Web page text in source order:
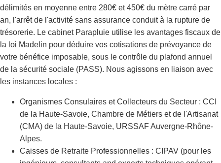
délimités en moyenne entre 280€ et 450€ du mètre carré par
an, l'arrêt de l'activité sans assurance conduit à la rupture de
trésorerie. Le cabinet Parapluie utilise les avantages fiscaux de
la loi Madelin pour déduire vos cotisations de prévoyance de
votre bénéfice imposable, sous le contrôle du plafond annuel
de la sécurité sociale (PASS). Nous agissons en liaison avec
les instances locales :
Organismes Consulaires et Collecteurs du Secteur : CCI
de la Haute-Savoie, Chambre de Métiers et de l'Artisanat
(CMA) de la Haute-Savoie, URSSAF Auvergne-Rhône-
Alpes.
Caisses de Retraite Professionnelles : CIPAV (pour les